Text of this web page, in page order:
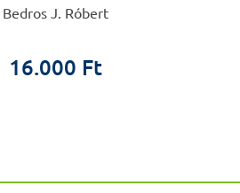
Bedros J. Róbert
16.000 Ft